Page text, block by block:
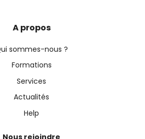
A propos
sommes-nous ?
Formations
Services
Actualités
Help
Nous rejoindre